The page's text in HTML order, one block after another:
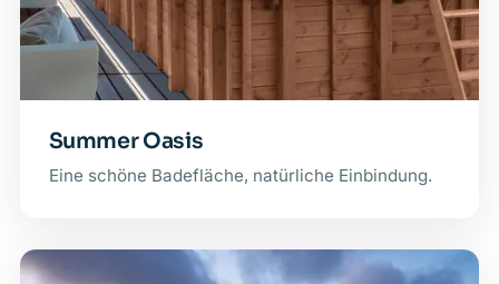
Summer Oasis
Eine schöne Badefläche, natürliche Einbindung.